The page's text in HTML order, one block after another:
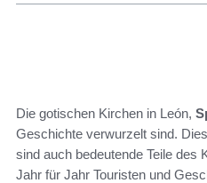
Die gotischen Kirchen in León,
Geschichte verwurzelt sind.
sind auch bedeutende Teile des
Jahr für Jahr Touristen und